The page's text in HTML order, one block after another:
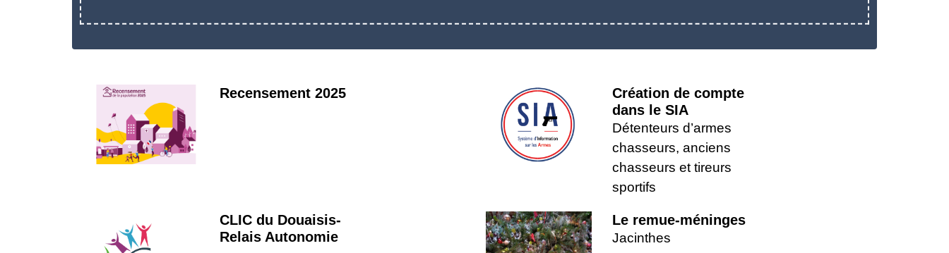
Recensement 2025
Création de compte
dans le SIA
Détenteurs d’armes
chasseurs, anciens
chasseurs et tireurs
sportifs
CLIC du Douaisis-
Relais Autonomie
Le remue-méninges
Jacinthes